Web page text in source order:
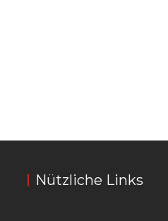
Nützliche Links